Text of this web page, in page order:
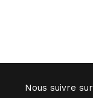
Nous suivre sur